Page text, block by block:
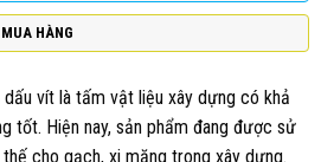
HÀNG
vít là tấm vật liệu xây dựng có khả
tốt. Hiện nay, sản phẩm đang được sử
cho gạch, xi măng trong xây dựng.